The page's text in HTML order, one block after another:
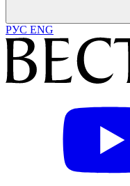
РУС ENG